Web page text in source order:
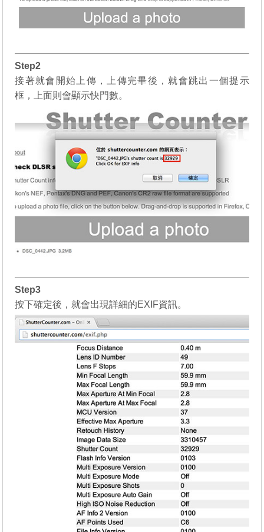
Step2
接著就會開始上傳，上傳完畢後，就會跳出一個提示
框，上面則會顯示快門數。
Step3
按下確定後，就會出現詳細的EXIF資訊。